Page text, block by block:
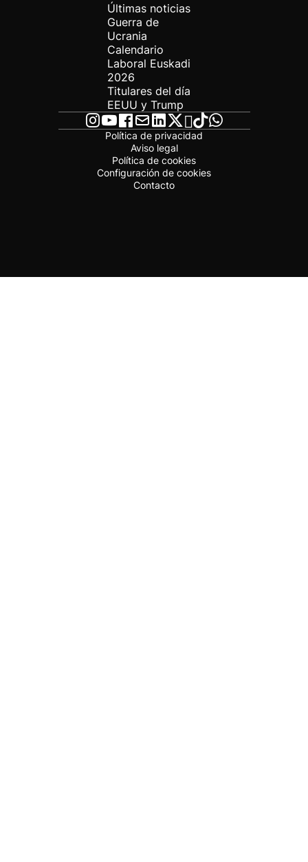
Últimas noticias
Guerra de
Ucrania
Calendario
Laboral Euskadi
2026
Titulares del día
EEUU y Trump
Política de privacidad
Aviso legal
Política de cookies
Configuración de cookies
Contacto